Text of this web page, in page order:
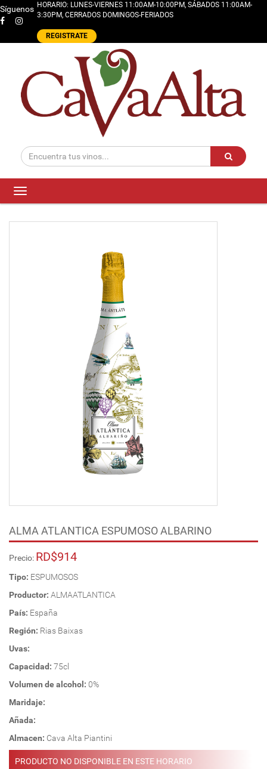
Síguenos HORARIO: LUNES-VIERNES 11:00AM-10:00PM, SÁBADOS 11:00AM-
3:30PM, CERRADOS DOMINGOS-FERIADOS
REGISTRATE
Toggle
navigation
ALMA ATLANTICA ESPUMOSO ALBARINO
Precio: RD$914
Tipo: ESPUMOSOS
Productor: ALMAATLANTICA
País: España
Región: Rias Baixas
Uvas:
Capacidad: 75cl
Volumen de alcohol: 0%
Maridaje:
Añada:
Almacen: Cava Alta Piantini
PRODUCTO NO DISPONIBLE EN ESTE HORARIO